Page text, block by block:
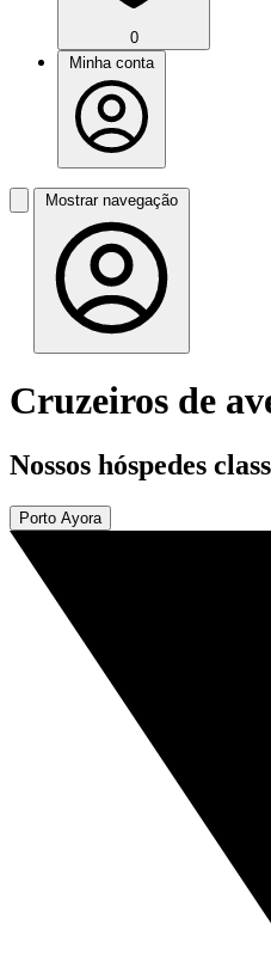
0
Minha conta
Mostrar navegação
Cruzeiros de
Nossos hóspedes
Porto Ayora